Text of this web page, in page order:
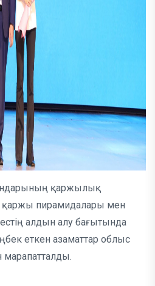
қаржылық
қаржы пирамидалары мен
алдын алу бағытында
еткен азаматтар облыс
марапатталды.